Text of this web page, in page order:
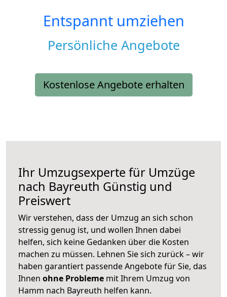
Entspannt umziehen
Persönliche Angebote
Kostenlose Angebote erhalten
Ihr Umzugsexperte für Umzüge
nach Bayreuth Günstig und
Preiswert
Wir verstehen, dass der Umzug an sich schon
stressig genug ist, und wollen Ihnen dabei
helfen, sich keine Gedanken über die Kosten
machen zu müssen. Lehnen Sie sich zurück – wir
haben garantiert passende Angebote für Sie, das
Ihnen ohne Probleme mit Ihrem Umzug von
Hamm nach Bayreuth helfen kann.